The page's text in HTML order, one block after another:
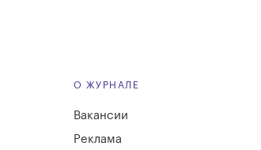
О ЖУРНАЛЕ
Вакансии
Реклама